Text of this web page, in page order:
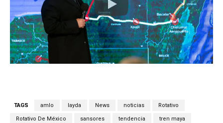
TAGS amlo layda News noticias Rotativo
Rotativo De México sansores tendencia tren maya